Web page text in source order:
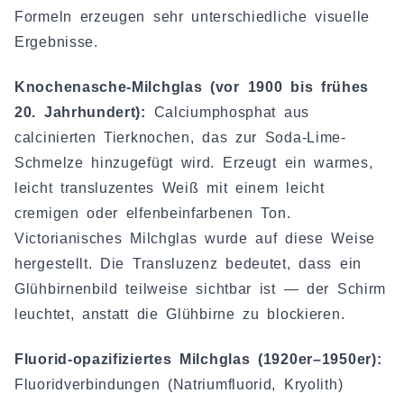
Formeln erzeugen sehr unterschiedliche visuelle
Ergebnisse.
Knochenasche-Milchglas (vor 1900 bis frühes
20. Jahrhundert):
Calciumphosphat aus
calcinierten Tierknochen, das zur Soda-Lime-
Schmelze hinzugefügt wird. Erzeugt ein warmes,
leicht transluzentes Weiß mit einem leicht
cremigen oder elfenbeinfarbenen Ton.
Victorianisches Milchglas wurde auf diese Weise
hergestellt. Die Transluzenz bedeutet, dass ein
Glühbirnenbild teilweise sichtbar ist — der Schirm
leuchtet, anstatt die Glühbirne zu blockieren.
Fluorid-opazifiziertes Milchglas (1920er–1950er):
Fluoridverbindungen (Natriumfluorid, Kryolith)